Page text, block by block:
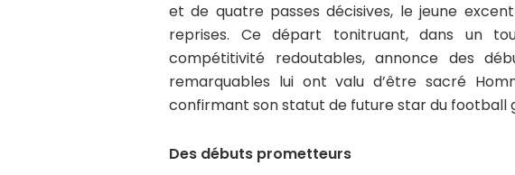
et de quatre passes décisives, le jeune
reprises. Ce départ tonitruant, dans un
compétitivité redoutables, annonce des
remarquables lui ont valu d’être sacré
confirmant son statut de future star du football
Des débuts prometteurs